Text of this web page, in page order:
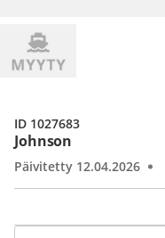
Johnson
Päivitetty 12.04.2026
ID 1027683